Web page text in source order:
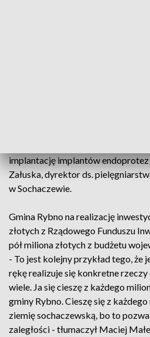
implantację implantów endoprotez
Załuska, dyrektor ds.
w Sochaczewie.
Gmina Rybno na realizację
złotych z Rządowego Funduszu
pół miliona złotych z budżetu
- To jest kolejny przykład tego, że
rękę realizuje się konkretne
wiele. Ja się cieszę z każdego
gminy Rybno. Cieszę się z
ziemię sochaczewską, bo to
zaległości - tłumaczył Maciej